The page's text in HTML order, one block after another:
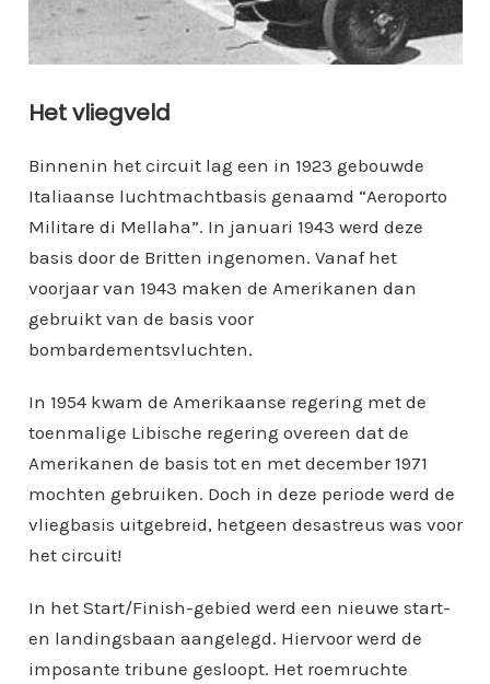
Het vliegveld
Binnenin het circuit lag een in 1923 gebouwde
Italiaanse luchtmachtbasis genaamd “Aeroporto
Militare di Mellaha”. In januari 1943 werd deze
basis door de Britten ingenomen. Vanaf het
voorjaar van 1943 maken de Amerikanen dan
gebruikt van de basis voor
bombardementsvluchten.
In 1954 kwam de Amerikaanse regering met de
toenmalige Libische regering overeen dat de
Amerikanen de basis tot en met december 1971
mochten gebruiken. Doch in deze periode werd de
vliegbasis uitgebreid, hetgeen desastreus was voor
het circuit!
In het Start/Finish-gebied werd een nieuwe start-
en landingsbaan aangelegd. Hiervoor werd de
imposante tribune gesloopt. Het roemruchte